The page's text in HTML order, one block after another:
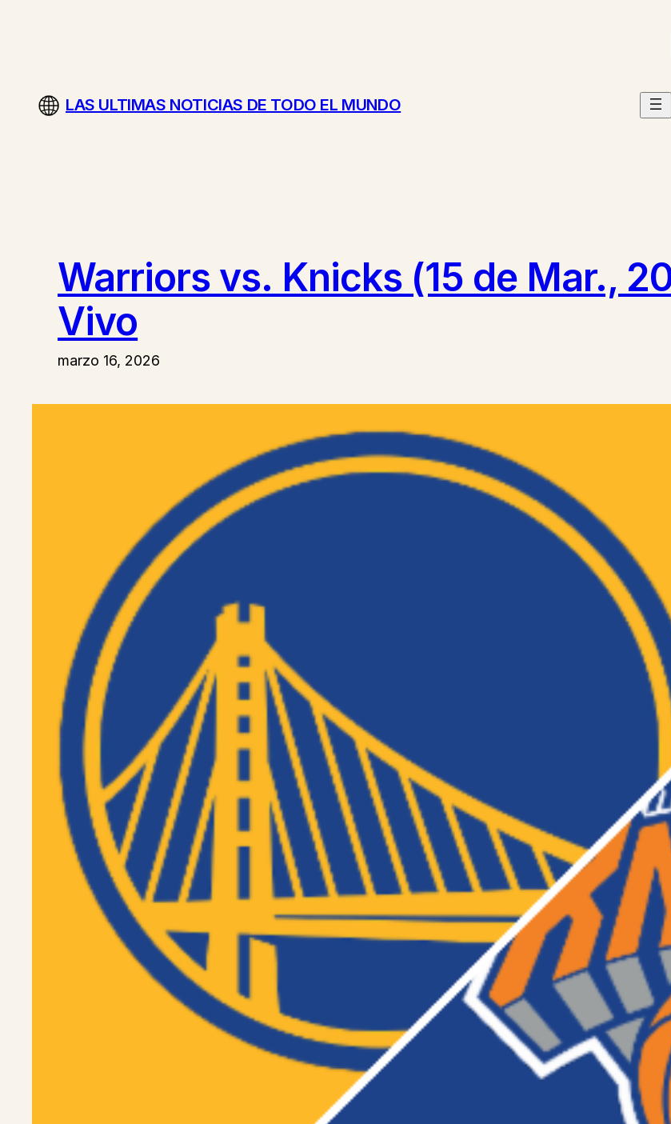
LAS ULTIMAS NOTICIAS DE TODO EL MUNDO
Warriors vs. Knicks (15 de Mar.,
Vivo
marzo 16, 2026